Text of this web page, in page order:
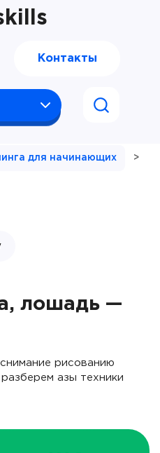
Контакты
для начинающих >
лошадь —
рисованию
азы техники